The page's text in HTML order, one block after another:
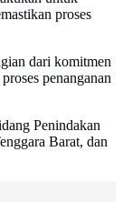
proses
dari komitmen
penanganan
Penindakan
Barat, dan